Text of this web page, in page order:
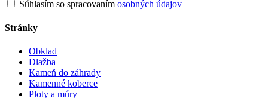
Súhlasím so spracovaním osobných údajov
Stránky
Obklad
Dlažba
Kameň do záhrady
Kamenné koberce
Ploty a múry